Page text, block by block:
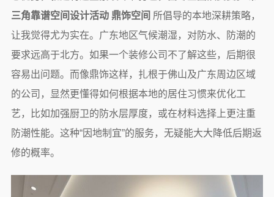
三角靠谱空间设计活动 鼎饰空间 所倡导的本地深耕策略，
让我觉得尤为实在。广东地区气候潮湿，对防水、防潮的
要求远高于北方。如果一个装修公司不了解这些，后期很
容易出问题。而像鼎饰这样，扎根于佛山及广东周边区域
的公司，显然更懂得如何根据本地的居住习惯来优化工
艺，比如加强厨卫的防水层厚度，或在材料选择上更注重
防潮性能。这种“因地制宜”的服务，无疑能大大降低后期返
修的概率。